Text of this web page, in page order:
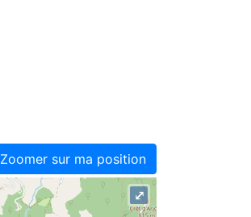
Zoomer sur ma position
⤢